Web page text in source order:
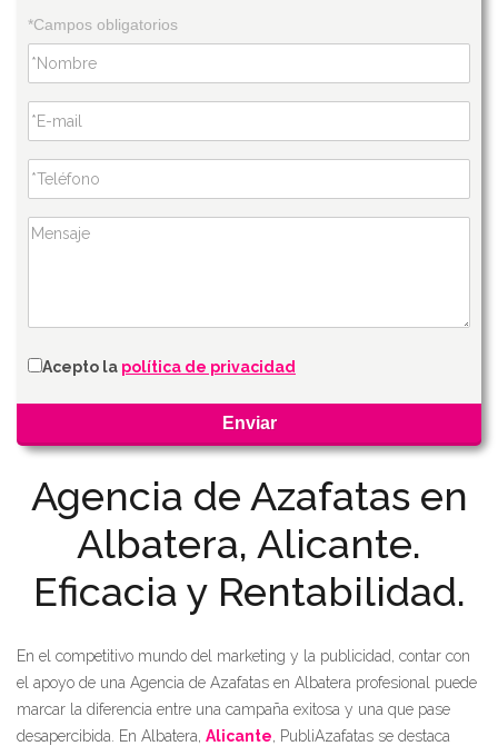
Agencia de Azafatas en
Albatera, Alicante.
Eficacia y Rentabilidad.
En el competitivo mundo del marketing y la publicidad, contar con
el apoyo de una Agencia de Azafatas en Albatera profesional puede
marcar la diferencia entre una campaña exitosa y una que pase
desapercibida. En Albatera, Alicante , PubliAzafatas se destaca
*Campos obligatorios
Acepto la política de privacidad